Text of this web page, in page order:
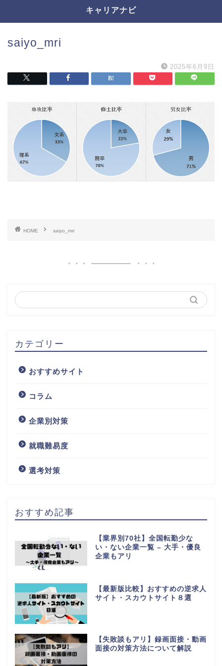
キャリアナビ
saiyo_mri
2025年6月9日
HOME saiyo_mri
カテゴリー
おすすめサイト
コラム
企業別対策
就職難易度
選考対策
おすすめ記事
【業界別70社】全国転勤少な
い・ない企業一覧 – 大手・優良
企業もアリ
【最新版比較】おすすめの逆求人
サイト・スカウトサイト８選
【失敗談もアリ】録画面接・動画
面接の対策方法について解説